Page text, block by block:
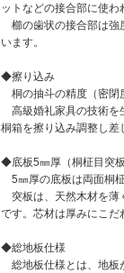
ットなどの接合部に使わ
櫛の歯状の接合部は強
います。
◆擦り込み
桐の抽斗の精度（密閉
高級婚礼家具の技術を
桐箱を擦り込み調整し差
◆底板5㎜厚（桐柾目突板
5㎜厚の底板は両面桐
突板は、天然木材を薄
です。芯材は厚みにこだ
◆総地板仕様
総地板仕様とは、地板